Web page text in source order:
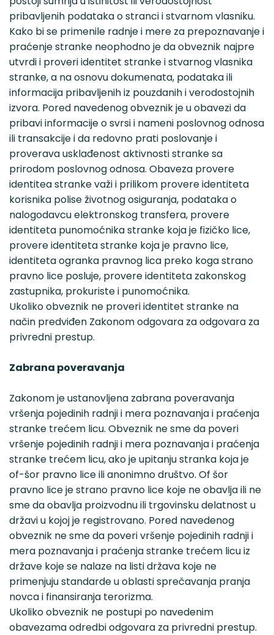
pribavljenih podataka o stranci i stvarnom vlasniku.
Kako bi se primenile radnje i mere za prepoznavanje i
praćenje stranke neophodno je da obveznik najpre
utvrdi i proveri identitet stranke i stvarnog vlasnika
stranke, a na osnovu dokumenata, podataka ili
informacija pribavljenih iz pouzdanih i verodostojnih
izvora. Pored navedenog obveznik je u obavezi da
pribavi informacije o svrsi i nameni poslovnog odnosa
ili transakcije i da redovno prati poslovanje i
proverava usklađenost aktivnosti stranke sa
prirodom poslovnog odnosa. Obaveza provere
identitea stranke važi i prilikom provere identiteta
korisnika polise životnog osiguranja, podataka o
nalogodavcu elektronskog transfera, provere
identiteta punomoćnika stranke koja je fizičko lice,
provere identiteta stranke koja je pravno lice,
identiteta ogranka pravnog lica preko koga strano
pravno lice posluje, provere identiteta zakonskog
zastupnika, prokuriste i punomoćnika.
Ukoliko obveznik ne proveri identitet stranke na
način predviđen Zakonom odgovara za odgovara za
privredni prestup.
Zabrana poveravanja
Zakonom je ustanovljena zabrana poveravanja
vršenja pojedinih radnji i mera poznavanja i praćenja
stranke trećem licu. Obveznik ne sme da poveri
vršenje pojedinih radnji i mera poznavanja i praćenja
stranke trećem licu, ako je upitanju stranka koja je
of-šor pravno lice ili anonimno društvo. Of šor
pravno lice je strano pravno lice koje ne obavlja ili ne
sme da obavlja proizvodnu ili trgovinsku delatnost u
državi u kojoj je registrovano. Pored navedenog
obveznik ne sme da poveri vršenje pojedinih radnji i
mera poznavanja i praćenja stranke trećem licu iz
države koje se nalaze na listi država koje ne
primenjuju standarde u oblasti sprečavanja pranja
novca i finansiranja terorizma.
Ukoliko obveznik ne postupi po navedenim
obavezama odredbi odgovara za privredni prestup.